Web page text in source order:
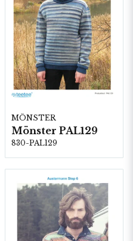
MÖNSTER
Mönster PAL129
830-PAL129